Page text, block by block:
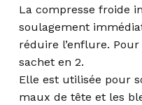
La compresse froide
soulagement
réduire l’enflure.
sachet en 2.
Elle est utilisée pour
maux de tête et les